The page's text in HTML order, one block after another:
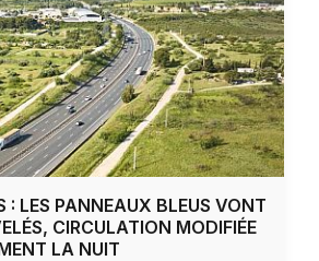
LES PANNEAUX BLEUS VONT
CIRCULATION MODIFIÉE
LA NUIT